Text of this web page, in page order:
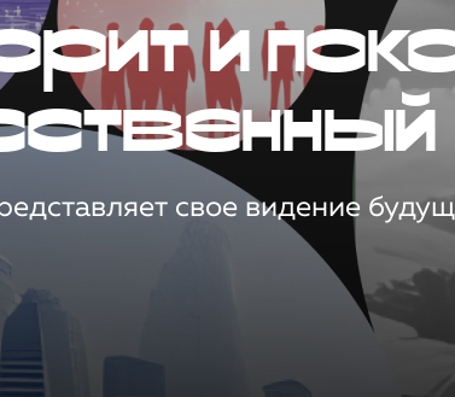
и
свое видение